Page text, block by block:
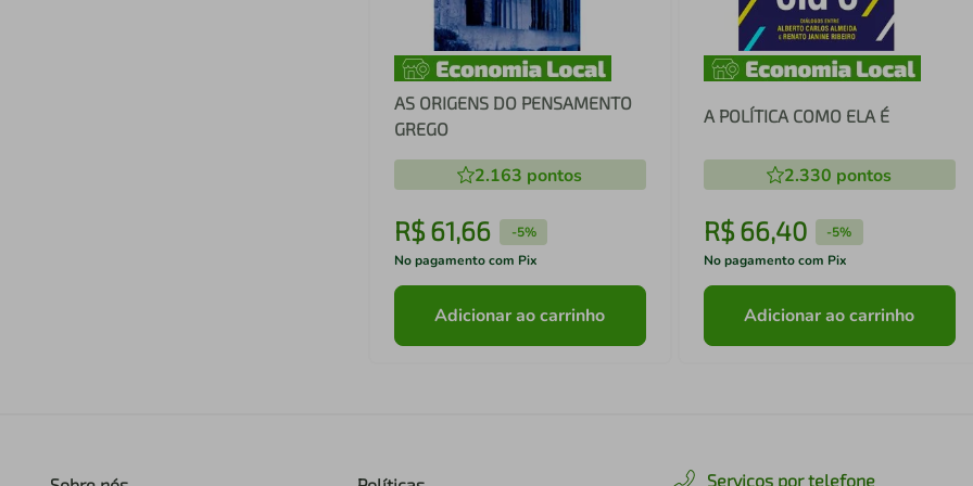
AS ORIGENS DO PENSAMENTO
GREGO
2.163 pontos
R$ 61,66 -5%
No pagamento com Pix
Adicionar ao carrinho
A POLÍTICA COMO ELA É
2.330 pontos
R$ 66,40 -5%
No pagamento com Pix
Adicionar ao carrinho
Serviços por telefone